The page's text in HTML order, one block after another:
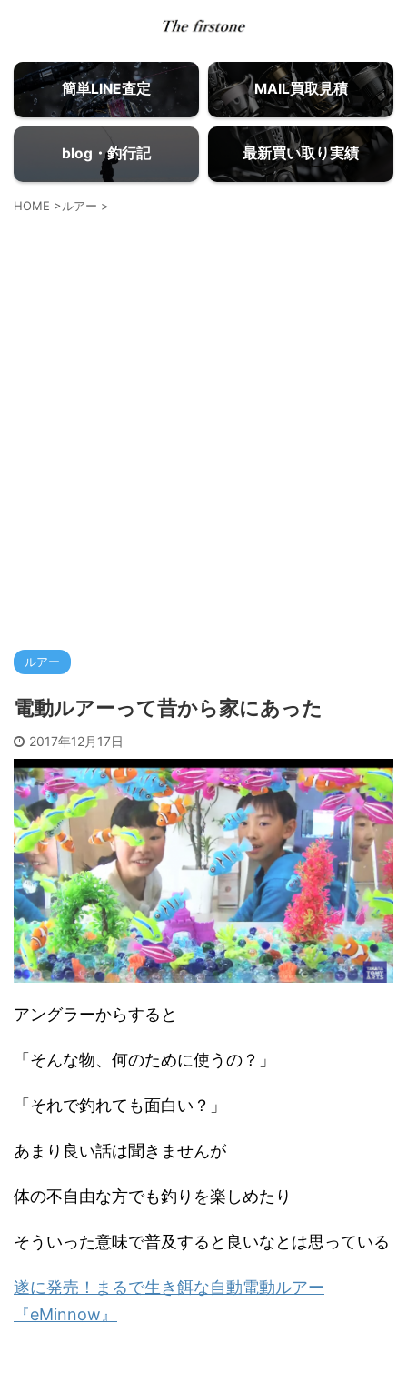
簡単LINE査定 MAIL買取見積
blog・釣行記 最新買い取り実績
HOME >ルアー >
ルアー
電動ルアーって昔から家にあった
2017年12月17日
アングラーからすると
「そんな物、何のために使うの？」
「それで釣れても面白い？」
あまり良い話は聞きませんが
体の不自由な方でも釣りを楽しめたり
そういった意味で普及すると良いなとは思っている
遂に発売！まるで生き餌な自動電動ルアー
『eMinnow』